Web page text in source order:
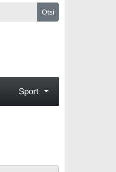
Otsi
Sport